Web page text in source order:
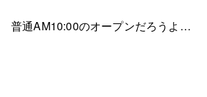
普通AM10:00のオープンだろうよ…